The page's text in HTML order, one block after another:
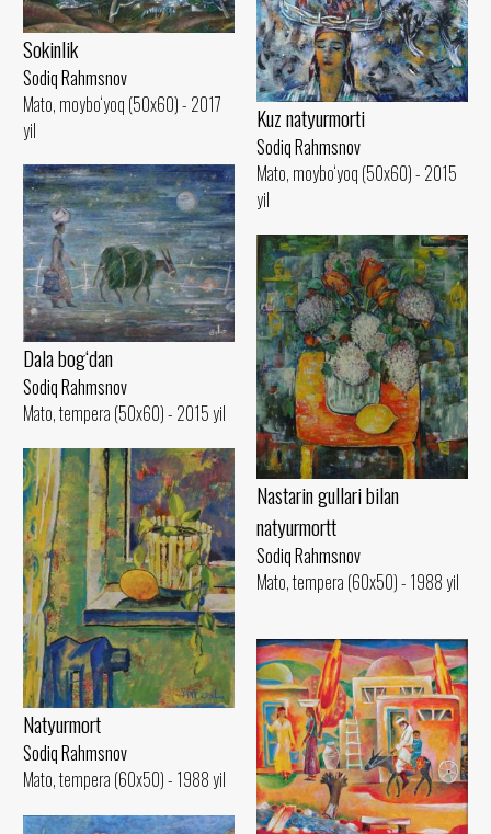
Sokinlik
Sodiq Rahmsnov
Mato, moybo‘yoq (50x60) - 2017
yil
Kuz natyurmorti
Sodiq Rahmsnov
Mato, moybo‘yoq (50x60) - 2015
yil
Dala bog‘dan
Sodiq Rahmsnov
Mato, tempera (50x60) - 2015 yil
Nastarin gullari bilan
natyurmortt
Sodiq Rahmsnov
Mato, tempera (60x50) - 1988 yil
Natyurmort
Sodiq Rahmsnov
Mato, tempera (60x50) - 1988 yil